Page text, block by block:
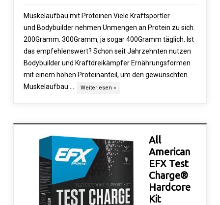
Muskelaufbau mit Proteinen Viele Kraftsportler
und Bodybuilder nehmen Unmengen an Protein zu sich.
200Gramm. 300Gramm, ja sogar 400Gramm täglich. Ist
das empfehlenswert? Schon seit Jahrzehnten nutzen
Bodybuilder und Kraftdreikämpfer Ernährungsformen
mit einem hohen Proteinanteil, um den gewünschten
Muskelaufbau …
Weiterlesen »
All
American
EFX Test
Charge®
Hardcore
Kit